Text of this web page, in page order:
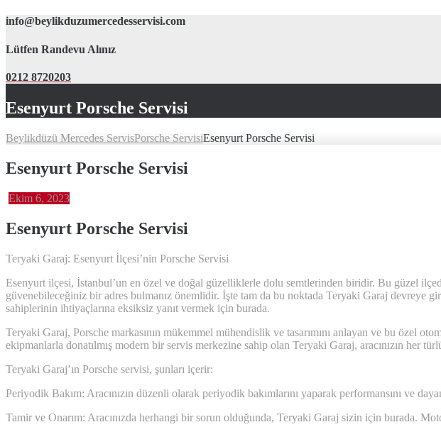
info@beylikduzumercedesservisi.com
Lütfen Randevu Alınız
0212 8720203
Esenyurt Porsche Servisi
Beylikdüzü Mercedes ServisPorsche ServisiEsenyurt Porsche Servisi
Esenyurt Porsche Servisi
Ekim 6, 2023
Esenyurt Porsche Servisi
Teryaki Garaj: Esenyurt İlçesi’nin Porsche Servisi
Esenyurt ilçesi, İstanbul’un en özel ve doğal güzelliklerle dolu semtlerinden biridir. Bu güzel
güvenebileceğiniz bir adres bulmanız önemlidir. İşte tam da bu noktada Teryaki Garaj devreye
sahiplerinin ihtiyaçlarına eksiksiz yanıt vermek için burada.
Teryaki Garaj, Porsche markasının mükemmel mühendislik ve tasarımını anlayan ve bu özel
ekipmanlarla donatılmış modern bir servis merkezine sahip olan Teryaki Garaj, aracınızın her
Teryaki Garaj’ın Porsche servisi, şunları içerir:
Periyodik Bakım: Aracınızın düzenli olarak periyodik bakımlarını yaparak performansını ve
Tamir ve Onarım: Aracınızda herhangi bir sorun olduğunda, Teryaki Garaj sizin için burada.